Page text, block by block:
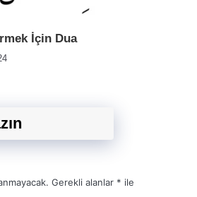
İçin Dua
Gerekli alanlar * ile